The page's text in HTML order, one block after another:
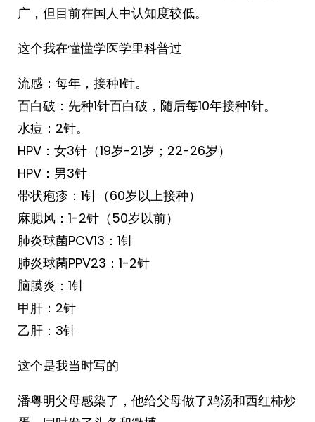
广，但目前在国人中认知度较低。
这个我在懂懂学医学里科普过
流感：每年，接种1针。
百白破：先种1针百白破，随后每10年接种1针。
水痘：2针。
HPV：女3针（19岁-21岁；22-26岁）
HPV：男3针
带状疱疹：1针（60岁以上接种）
麻腮风：1-2针（50岁以前）
肺炎球菌PCV13：1针
肺炎球菌PPV23：1-2针
脑膜炎：1针
甲肝：2针
乙肝：3针
这个是我当时写的
潘粤明父母感染了，他给父母做了鸡汤和西红柿炒